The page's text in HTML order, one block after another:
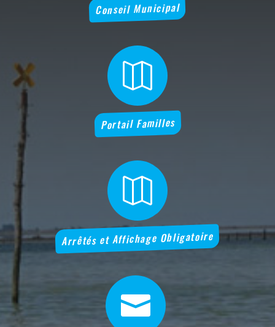
Conseil Municipal

Portail Familles

Arrêtés et Affichage Obligatoire
